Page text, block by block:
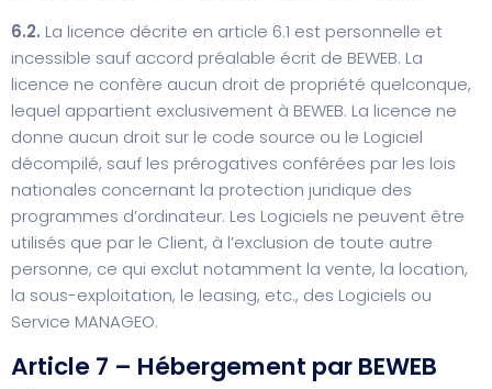
6.2. La licence décrite en article 6.1 est personnelle et
incessible sauf accord préalable écrit de BEWEB. La
licence ne confère aucun droit de propriété quelconque,
lequel appartient exclusivement à BEWEB. La licence ne
donne aucun droit sur le code source ou le Logiciel
décompilé, sauf les prérogatives conférées par les lois
nationales concernant la protection juridique des
programmes d’ordinateur. Les Logiciels ne peuvent être
utilisés que par le Client, à l’exclusion de toute autre
personne, ce qui exclut notamment la vente, la location,
la sous-exploitation, le leasing, etc., des Logiciels ou
Service MANAGEO.
Article 7 – Hébergement par BEWEB